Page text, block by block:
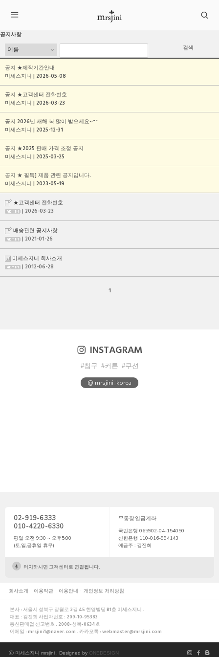
공지사항
검색
공지 ★제작기간안내
미세스지니 | 2026-05-08
공지 ★고객센터 전화번호
미세스지니 | 2026-03-23
공지 2026년 새해 복 많이 받으세요~^^
미세스지니 | 2025-12-31
공지 ★2025 판매 가격 조정 공지
미세스지니 | 2025-03-25
공지 ★ 필독] 제품 관련 공지입니다.
미세스지니 | 2023-05-19
★고객센터 전화번호
| 2026-03-23
배송관련 공지사항
| 2021-01-26
미세스지니 회사소개
| 2012-06-28
1
INSTAGRAM
#침구 #커튼 #쿠션
@ mrsjini_korea
02-919-6333
010-4220-6330
평일 오전 9:30 ~ 오후5:00
(토,일,공휴일 휴무)
무통장입금계좌
국민은행 065902-04-154050
신한은행 110-016-994143
예금주 : 김진희
터치하시면 고객센터로 연결됩니다.
회사소개 이용약관 이용안내 개인정보 처리방침
본사 : 서울시 성북구 장월로 2길 45 현영빌딩 B1층 미세스지니 .
대표 : 김진희 사업자번호 : 209-10-95383
통신판매업 신고번호 : 2008-성북-0634호
이메일 : mrsjini1@naver.com . 카카오톡 : webmaster@mrsjini.com
ⓒ 미세스지니 mrsjini . Designed by ONEDESIGN